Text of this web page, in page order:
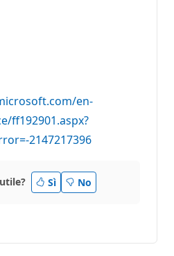
en-
ff192901.aspx?
2147217396
Sì No